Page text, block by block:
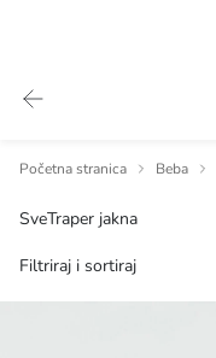
Početna stranica Beba
SveTraper jakna
Filtriraj i sortiraj